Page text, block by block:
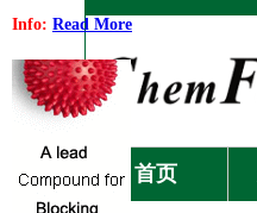
Info: Read More
首页